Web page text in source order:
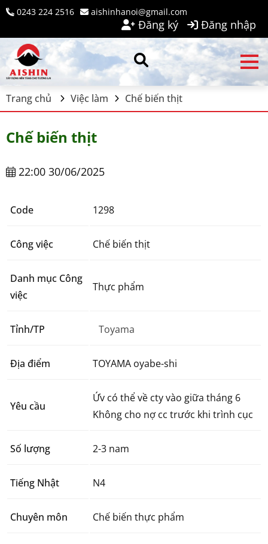
0243 224 2516 aishinhanoi@gmail.com
Đăng ký Đăng nhập
Trang chủ Việc làm Chế biến thịt
Chế biến thịt
22:00 30/06/2025
Code 1298
Công việc Chế biến thịt
Danh mục Công
việc
Thực phẩm
Tỉnh/TP Toyama
Địa điểm TOYAMA oyabe-shi
Yêu cầu
Ứv có thể về cty vào giữa tháng 6
Không cho nợ cc trước khi trình cục
Số lượng 2-3 nam
Tiếng Nhật N4
Chuyên môn Chế biến thực phẩm